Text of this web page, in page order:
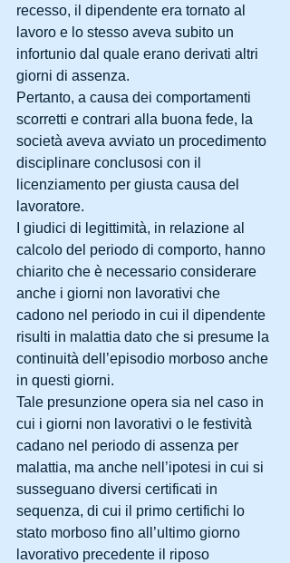
recesso, il dipendente era tornato al
lavoro e lo stesso aveva subito un
infortunio dal quale erano derivati altri
giorni di assenza.
Pertanto, a causa dei comportamenti
scorretti e contrari alla buona fede, la
società aveva avviato un procedimento
disciplinare conclusosi con il
licenziamento per giusta causa del
lavoratore.
I giudici di legittimità, in relazione al
calcolo del periodo di comporto, hanno
chiarito che è necessario considerare
anche i giorni non lavorativi che
cadono nel periodo in cui il dipendente
risulti in malattia dato che si presume la
continuità dell’episodio morboso anche
in questi giorni.
Tale presunzione opera sia nel caso in
cui i giorni non lavorativi o le festività
cadano nel periodo di assenza per
malattia, ma anche nell’ipotesi in cui si
susseguano diversi certificati in
sequenza, di cui il primo certifichi lo
stato morboso fino all’ultimo giorno
lavorativo precedente il riposo